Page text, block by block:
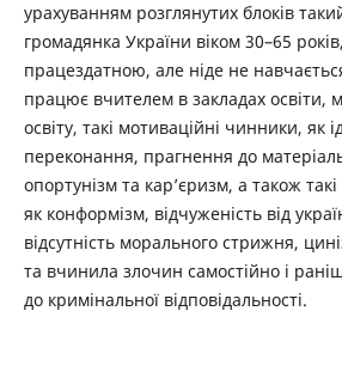
урахуванням розглянутих блоків
громадянка України віком 30–65
працездатною, але ніде не
працює вчителем в закладах освіти,
освіту, такі мотиваційні чинники, як
переконання, прагнення до
опортунізм та кар’єризм, а також
як конформізм, відчуженість від
відсутність морального стрижня,
та вчинила злочин самостійно і
до кримінальної відповідальності.